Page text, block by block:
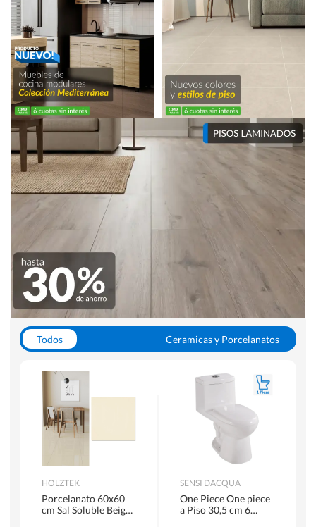
Todos
Ceramicas y Porcelanatos
WC y Sanitarios
Pisos Flotantes y Laminados
Pinturas
HOLZTEK
Porcelanato 60x60
cm Sal Soluble Beige
SENSI DACQUA
One Piece One piece
a Piso 30,5 cm 6